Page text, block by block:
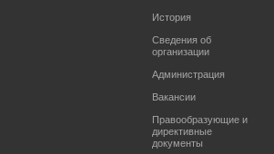
История
Сведения об
организации
Администрация
Вакансии
Правообразующие и
директивные
документы